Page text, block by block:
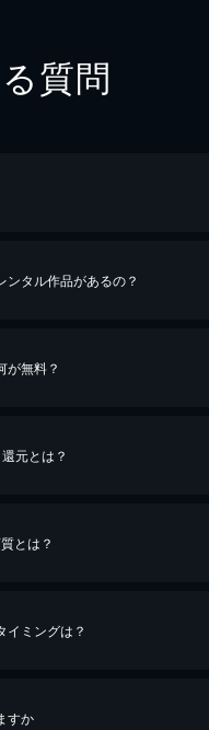
質問
ンタル作品があるの？
が無料？
元とは？
象は、クレジットカード決済による作
決済による作品の購入 / レンタルは、20
とは？
イミングは？
すか